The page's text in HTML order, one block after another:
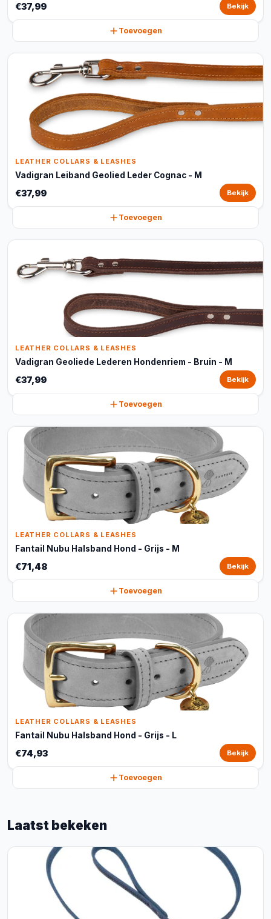
€37,99 Bekijk
Toevoegen
LEATHER COLLARS & LEASHES
Vadigran Leiband Geolied Leder Cognac - M
€37,99 Bekijk
Toevoegen
LEATHER COLLARS & LEASHES
Vadigran Geoliede Lederen Hondenriem - Bruin - M
€37,99 Bekijk
Toevoegen
LEATHER COLLARS & LEASHES
Fantail Nubu Halsband Hond - Grijs - M
€71,48 Bekijk
Toevoegen
LEATHER COLLARS & LEASHES
Fantail Nubu Halsband Hond - Grijs - L
€74,93 Bekijk
Toevoegen
Laatst bekeken